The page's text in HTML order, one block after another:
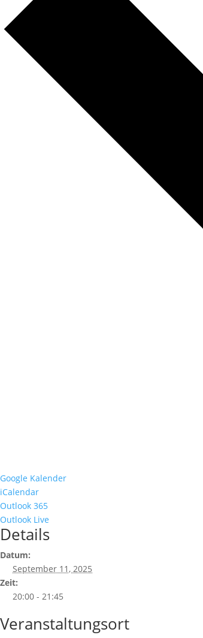
Google Kalender
iCalendar
Outlook 365
Outlook Live
Details
Datum:
September 11, 2025
Zeit:
20:00 - 21:45
Veranstaltungsort